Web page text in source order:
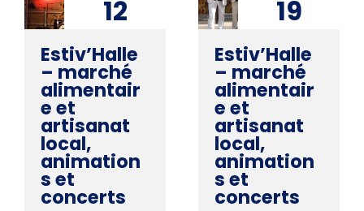
12
Estiv’Halle
– marché
alimentair
e et
artisanat
local,
animation
s et
concerts
19
Estiv’Halle
– marché
alimentair
e et
artisanat
local,
animation
s et
concerts